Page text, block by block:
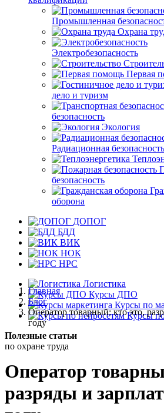
Промышленная
Охрана
Электробезопасность
Первая
дело и туризм
безопасность
Экология
Радиационная безопасность
безопасность
оборона
ДОПОГ
БДД
ВИК
НОК
НРС
Логистика
Курсы ДПО
Курсы по
Курсы
Полезные статьи
по охране труда
Главная
Блог
Оператор товарный: кто это,
году
Оператор
разряды и